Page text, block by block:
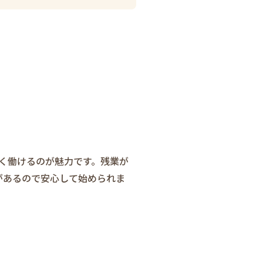
働けるのが魅力です。残業が
るので安心して始められま